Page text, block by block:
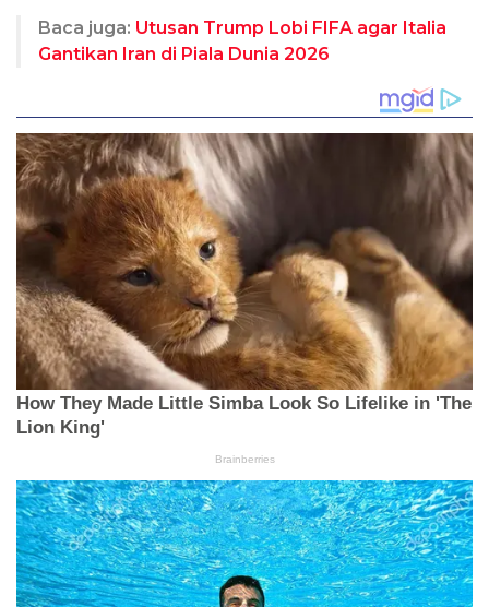
Baca juga: Utusan Trump Lobi FIFA agar Italia
Gantikan Iran di Piala Dunia 2026